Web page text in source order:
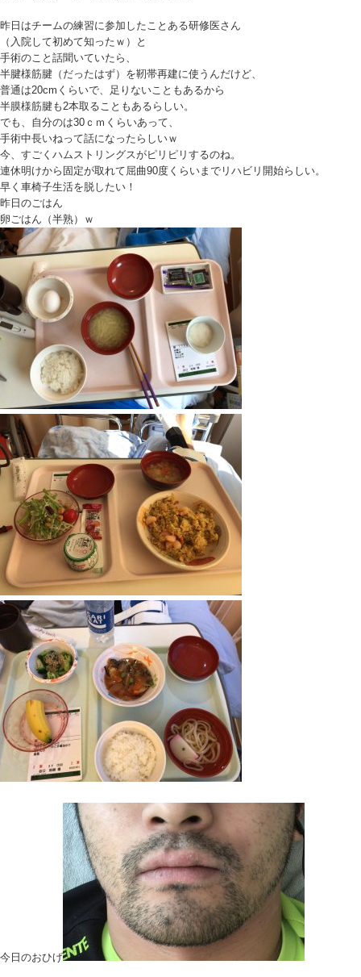
昨日はチームの練習に参加したことある研修医さん
（入院して初めて知ったｗ）と
手術のこと話聞いていたら、
半腱様筋腱（だったはず）を靭帯再建に使うんだけど、
普通は20cmくらいで、足りないこともあるから
半膜様筋腱も2本取ることもあるらしい。
でも、自分のは30ｃｍくらいあって、
手術中長いねって話になったらしいｗ
今、すごくハムストリングスがピリピリするのね。
連休明けから固定が取れて屈曲90度くらいまでリハビリ開始らしい。
早く車椅子生活を脱したい！
昨日のごはん
卵ごはん（半熟）ｗ
今日のおひげ